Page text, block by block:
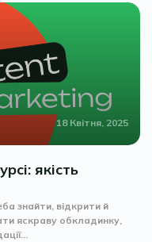
18 Квітня, 2025
якість
знайти, відкрити й
яскраву обкладинку,